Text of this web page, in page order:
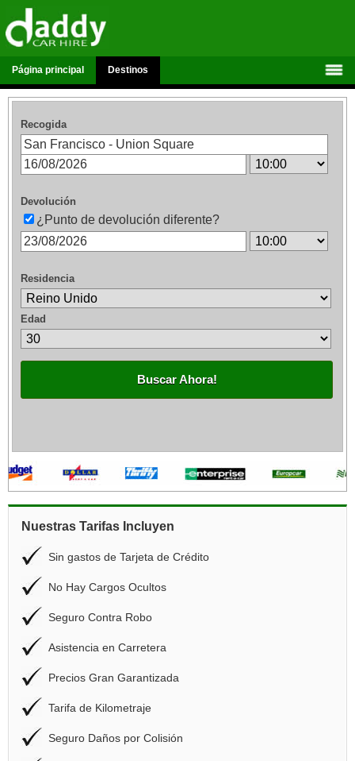
Página principal Destinos
Recogida
Devolución
¿Punto de devolución diferente?
Residencia
Edad
Buscar Ahora!
Nuestras Tarifas Incluyen
Sin gastos de Tarjeta de Crédito
No Hay Cargos Ocultos
Seguro Contra Robo
Asistencia en Carretera
Precios Gran Garantizada
Tarifa de Kilometraje
Seguro Daños por Colisión